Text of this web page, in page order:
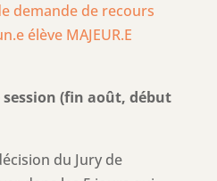
demande de recours
élève MAJEUR.E
session (fin août, début
du Jury de